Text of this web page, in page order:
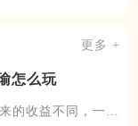
更多 +
怎么玩
的收益不同，一